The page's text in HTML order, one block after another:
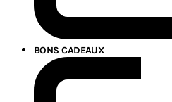
BONS CADEAUX